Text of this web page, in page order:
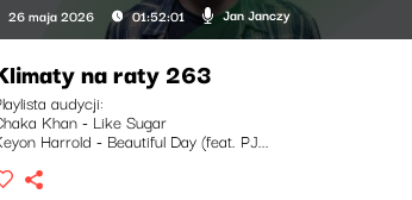
26 maja 2026 01:52:01 Jan Janczy
na raty 263
audycji:
Khan - Like Sugar
Harrold - Beautiful Day (feat. PJ...